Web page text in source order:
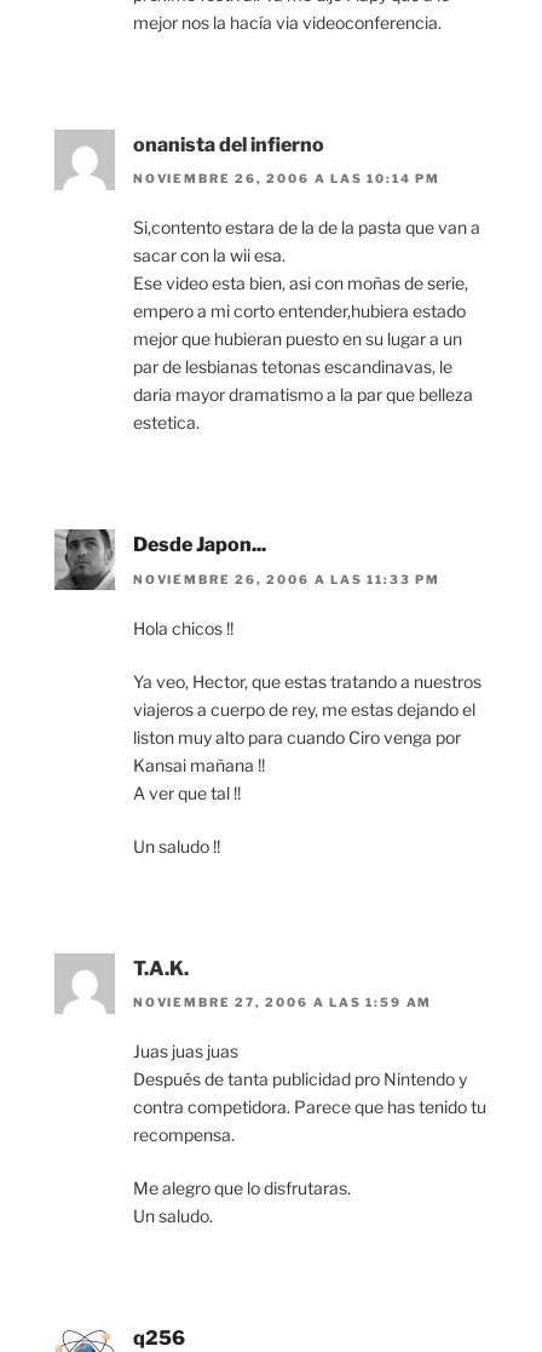
mejor nos la hacía via videoconferencia.
onanista del infierno
NOVIEMBRE 26, 2006 A LAS 10:14 PM
Si,contento estara de la de la pasta que van a
sacar con la wii esa.
Ese video esta bien, asi con moñas de serie,
empero a mi corto entender,hubiera estado
mejor que hubieran puesto en su lugar a un
par de lesbianas tetonas escandinavas, le
daria mayor dramatismo a la par que belleza
estetica.
Desde Japon...
NOVIEMBRE 26, 2006 A LAS 11:33 PM
Hola chicos !!
Ya veo, Hector, que estas tratando a nuestros
viajeros a cuerpo de rey, me estas dejando el
liston muy alto para cuando Ciro venga por
Kansai mañana !!
A ver que tal !!
Un saludo !!
T.A.K.
NOVIEMBRE 27, 2006 A LAS 1:59 AM
Juas juas juas
Después de tanta publicidad pro Nintendo y
contra competidora. Parece que has tenido tu
recompensa.
Me alegro que lo disfrutaras.
Un saludo.
q256